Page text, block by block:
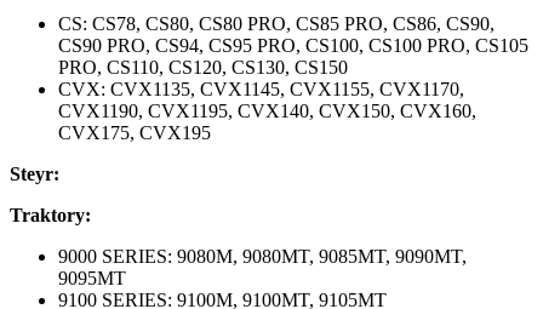
CS: CS78, CS80, CS80 PRO, CS85 PRO, CS86, CS90,
CS90 PRO, CS94, CS95 PRO, CS100, CS100 PRO, CS105
PRO, CS110, CS120, CS130, CS150
CVX: CVX1135, CVX1145, CVX1155, CVX1170,
CVX1190, CVX1195, CVX140, CVX150, CVX160,
CVX175, CVX195
Steyr:
Traktory:
9000 SERIES: 9080M, 9080MT, 9085MT, 9090MT,
9095MT
9100 SERIES: 9100M, 9100MT, 9105MT